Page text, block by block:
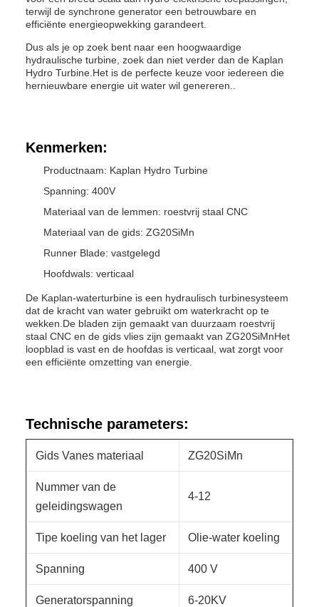
terwijl de synchrone generator een betrouwbare en
efficiënte energieopwekking garandeert.
Dus als je op zoek bent naar een hoogwaardige
hydraulische turbine, zoek dan niet verder dan de Kaplan
Hydro Turbine.Het is de perfecte keuze voor iedereen die
hernieuwbare energie uit water wil genereren..
Kenmerken:
Productnaam: Kaplan Hydro Turbine
Spanning: 400V
Materiaal van de lemmen: roestvrij staal CNC
Materiaal van de gids: ZG20SiMn
Runner Blade: vastgelegd
Hoofdwals: verticaal
De Kaplan-waterturbine is een hydraulisch turbinesysteem
dat de kracht van water gebruikt om waterkracht op te
wekken.De bladen zijn gemaakt van duurzaam roestvrij
staal CNC en de gids vlies zijn gemaakt van ZG20SiMnHet
loopblad is vast en de hoofdas is verticaal, wat zorgt voor
een efficiënte omzetting van energie.
Technische parameters:
Gids Vanes materiaal ZG20SiMn
Nummer van de
geleidingswagen
4-12
Tipe koeling van het lager Olie-water koeling
Spanning 400 V
Generatorspanning 6-20KV